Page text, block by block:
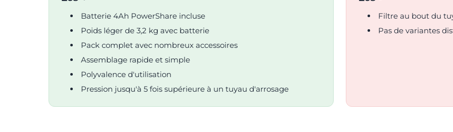
Batterie 4Ah PowerShare incluse
Poids léger de 3,2 kg avec batterie
Pack complet avec nombreux accessoires
Assemblage rapide et simple
Polyvalence d'utilisation
Pression jusqu'à 5 fois supérieure à un tuyau d'arrosage
Filtre au bout du
Pas de variantes